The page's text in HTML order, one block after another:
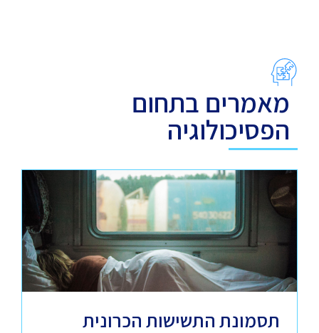
מאמרים בתחום
הפסיכולוגיה
תסמונת התשישות הכרונית